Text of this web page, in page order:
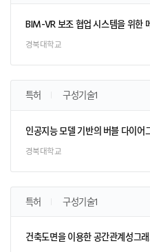
BIM-VR 보조 협업 시스템을 위한
경북대학교
특허 구성기술1
인공지능 모델 기반의 버블 다이어
경북대학교
특허 구성기술1
건축도면을 이용한 공간관계성그